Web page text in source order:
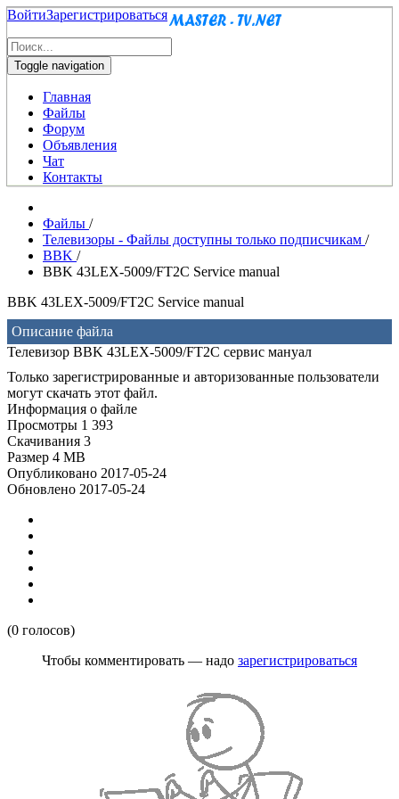
ВойтиЗарегистрироваться
Toggle navigation
Главная
Файлы
Форум
Объявления
Чат
Контакты
Файлы /
Телевизоры - Файлы доступны только подписчикам /
BBK /
BBK 43LEX-5009/FT2C Service manual
BBK 43LEX-5009/FT2C Service manual
Описание файла
Телевизор BBK 43LEX-5009/FT2C сервис мануал
Только зарегистрированные и авторизованные пользователи
могут скачать этот файл.
Информация о файле
Просмотры 1 393
Скачивания 3
Размер 4 MB
Опубликовано 2017-05-24
Обновлено 2017-05-24
(0 голосов)
Чтобы комментировать — надо зарегистрироваться